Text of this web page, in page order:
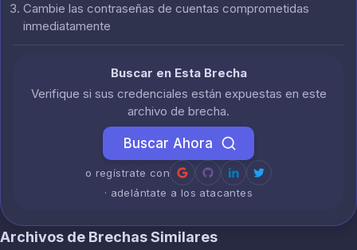
Cambie las contraseñas de cuentas comprometidas
inmediatamente
Buscar en Esta Brecha
Verifique si sus credenciales están expuestas en este
archivo de brecha.
Buscar Ahora
o regístrate con
· adelántate a los atacantes
Archivos de Brechas Similares